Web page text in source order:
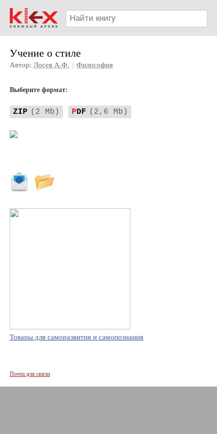
Учение о стиле
Автор: Лосев А.Ф. | Философия
Выберите формат:
ZIP (2 Mb) PDF (2,6 Mb)
Товары для саморазвития и самопознания
Почта для связи